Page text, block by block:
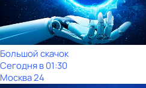
Большой скачок
Сегодня в 01:30
Москва 24